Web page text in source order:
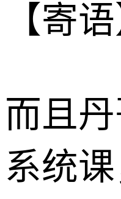
【寄语
而且
系统